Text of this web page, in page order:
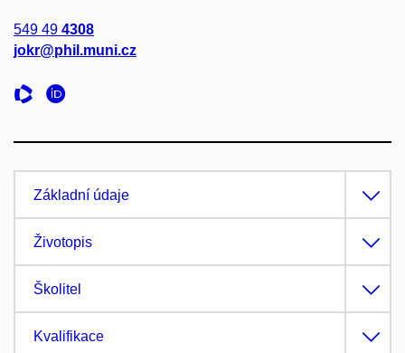
549 49 4308
jokr@phil.muni.cz
Základní údaje
Životopis
Školitel
Kvalifikace